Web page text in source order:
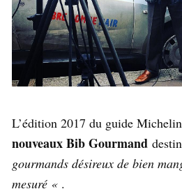
L’édition 2017 du guide
nouveaux Bib Gourmand
gourmands désireux de bien
mesuré « .